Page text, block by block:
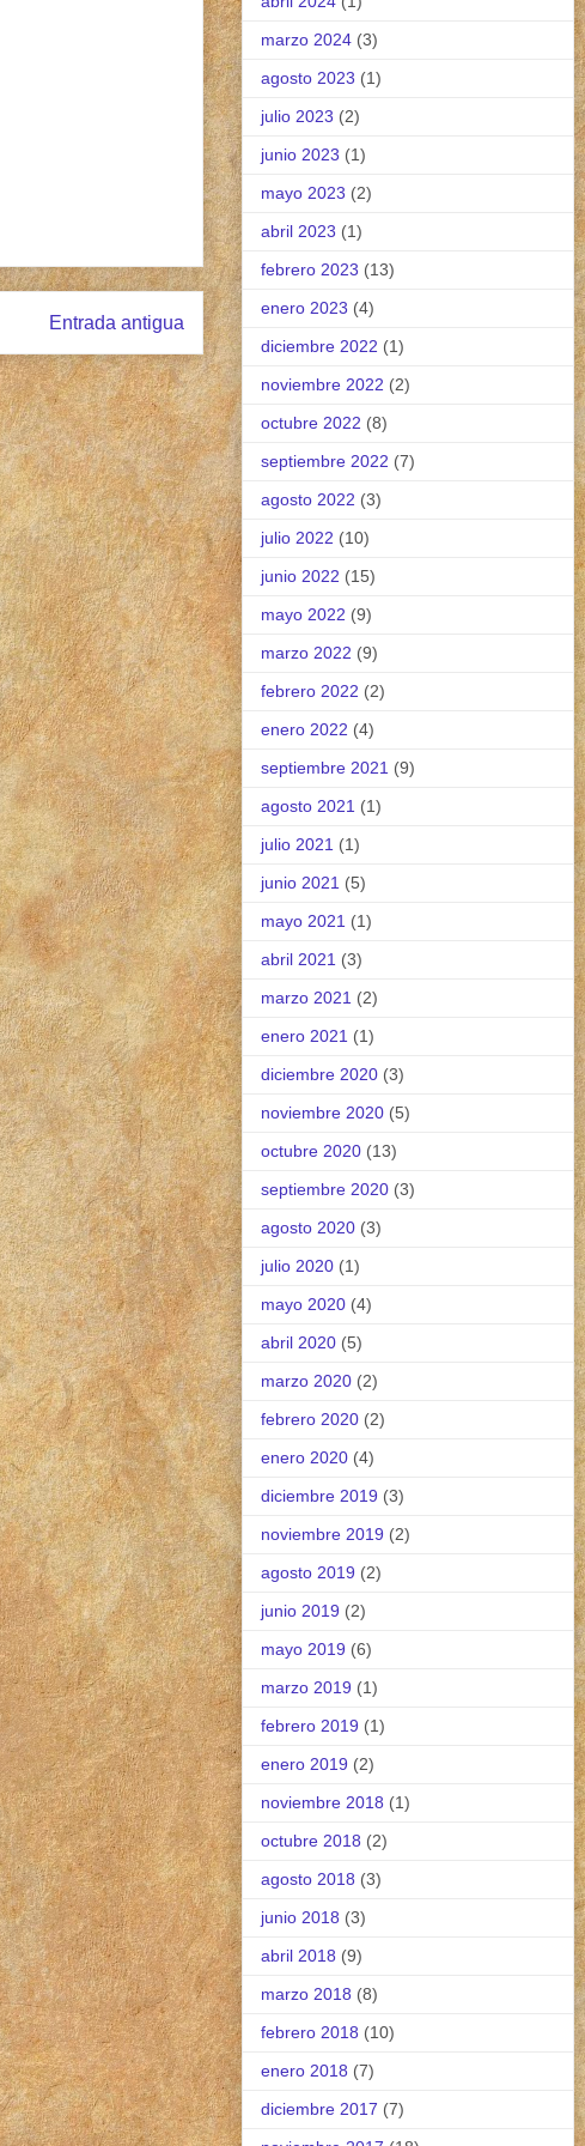
Entrada antigua
marzo 2024 (3)
agosto 2023 (1)
julio 2023 (2)
junio 2023 (1)
mayo 2023 (2)
abril 2023 (1)
febrero 2023 (13)
enero 2023 (4)
diciembre 2022 (1)
noviembre 2022 (2)
octubre 2022 (8)
septiembre 2022 (7)
agosto 2022 (3)
julio 2022 (10)
junio 2022 (15)
mayo 2022 (9)
marzo 2022 (9)
febrero 2022 (2)
enero 2022 (4)
septiembre 2021 (9)
agosto 2021 (1)
julio 2021 (1)
junio 2021 (5)
mayo 2021 (1)
abril 2021 (3)
marzo 2021 (2)
enero 2021 (1)
diciembre 2020 (3)
noviembre 2020 (5)
octubre 2020 (13)
septiembre 2020 (3)
agosto 2020 (3)
julio 2020 (1)
mayo 2020 (4)
abril 2020 (5)
marzo 2020 (2)
febrero 2020 (2)
enero 2020 (4)
diciembre 2019 (3)
noviembre 2019 (2)
agosto 2019 (2)
junio 2019 (2)
mayo 2019 (6)
marzo 2019 (1)
febrero 2019 (1)
enero 2019 (2)
noviembre 2018 (1)
octubre 2018 (2)
agosto 2018 (3)
junio 2018 (3)
abril 2018 (9)
marzo 2018 (8)
febrero 2018 (10)
enero 2018 (7)
diciembre 2017 (7)